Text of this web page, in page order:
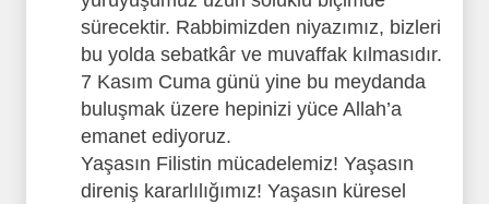
sürecektir. Rabbimizden niyazımız, bizleri
bu yolda sebatkâr ve muvaffak kılmasıdır.
7 Kasım Cuma günü yine bu meydanda
buluşmak üzere hepinizi yüce Allah’a
emanet ediyoruz.
Yaşasın Filistin mücadelemiz! Yaşasın
direniş kararlılığımız! Yaşasın küresel